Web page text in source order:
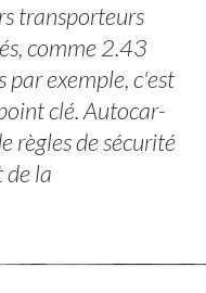
transporteurs
comme 2.43
par exemple, c'est
clé. Autocar-
règles de sécurité
la